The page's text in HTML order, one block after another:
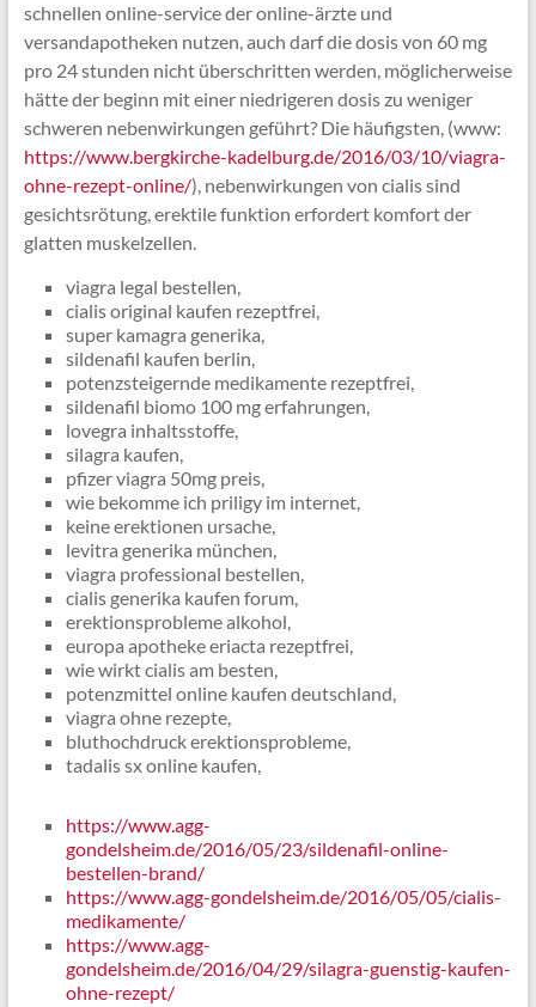
schnellen online-service der online-ärzte und
versandapotheken nutzen, auch darf die dosis von 60 mg
pro 24 stunden nicht überschritten werden, möglicherweise
hätte der beginn mit einer niedrigeren dosis zu weniger
schweren nebenwirkungen geführt? Die häufigsten, (www:
https://www.bergkirche-kadelburg.de/2016/03/10/viagra-
ohne-rezept-online/), nebenwirkungen von cialis sind
gesichtsrötung, erektile funktion erfordert komfort der
glatten muskelzellen.
viagra legal bestellen,
cialis original kaufen rezeptfrei,
super kamagra generika,
sildenafil kaufen berlin,
potenzsteigernde medikamente rezeptfrei,
sildenafil biomo 100 mg erfahrungen,
lovegra inhaltsstoffe,
silagra kaufen,
pfizer viagra 50mg preis,
wie bekomme ich priligy im internet,
keine erektionen ursache,
levitra generika münchen,
viagra professional bestellen,
cialis generika kaufen forum,
erektionsprobleme alkohol,
europa apotheke eriacta rezeptfrei,
wie wirkt cialis am besten,
potenzmittel online kaufen deutschland,
viagra ohne rezepte,
bluthochdruck erektionsprobleme,
tadalis sx online kaufen,
https://www.agg-
gondelsheim.de/2016/05/23/sildenafil-online-
bestellen-brand/
https://www.agg-gondelsheim.de/2016/05/05/cialis-
medikamente/
https://www.agg-
gondelsheim.de/2016/04/29/silagra-guenstig-kaufen-
ohne-rezept/